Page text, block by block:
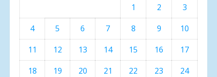
1 2
3
4
5 6 7 8 9
10
11
12 13 14 15 16
17
18
19 20 21 22 23
24